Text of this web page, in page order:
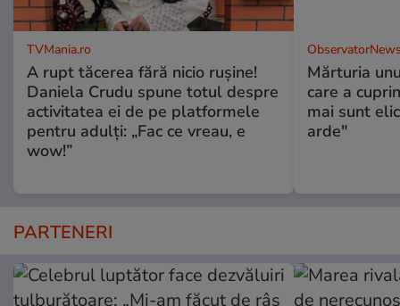
TVMania.ro
A rupt tăcerea fără nicio rușine!
Daniela Crudu spune totul despre
activitatea ei de pe platformele
pentru adulți: „Fac ce vreau, e
wow!”
Mărturia
care a
mai sunt
arde"
PARTENERI